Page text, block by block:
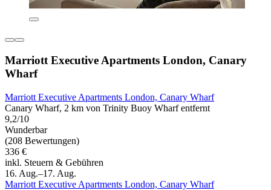
Marriott Executive Apartments London, Canary
Wharf
Marriott Executive Apartments London, Canary Wharf
Canary Wharf, 2 km von Trinity Buoy Wharf entfernt
9,2/10
Wunderbar
(208 Bewertungen)
336 €
inkl. Steuern & Gebühren
16. Aug.–17. Aug.
Marriott Executive Apartments London, Canary Wharf